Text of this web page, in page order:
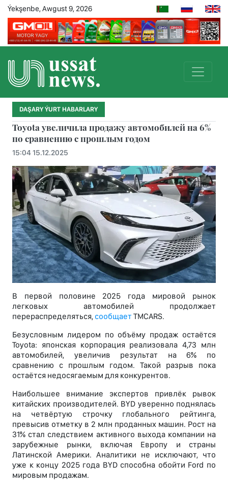
Ýekşenbe, Awgust 9, 2026
DAŞARY ÝURT HABARLARY
Toyota увеличила продажу автомобилей на 6%
по сравнению с прошлым годом
15:04 15.12.2025
В первой половине 2025 года мировой рынок
легковых автомобилей продолжает
перераспределяться, сообщаетTMCARS.
Безусловным лидером по объёму продаж остаётся
Toyota: японская корпорация реализовала 4,73 млн
автомобилей, увеличив результат на 6% по
сравнению с прошлым годом. Такой разрыв пока
остаётся недосягаемым для конкурентов.
Наибольшее внимание экспертов привлёк рывок
китайских производителей. BYD уверенно поднялась
на четвёртую строчку глобального рейтинга,
превысив отметку в 2 млн проданных машин. Рост на
31% стал следствием активного выхода компании на
зарубежные рынки, включая Европу и страны
Латинской Америки. Аналитики не исключают, что
уже к концу 2025 года BYD способна обойти Ford по
мировым продажам.